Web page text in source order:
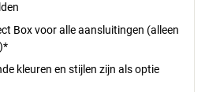
Box voor alle aansluitingen (alleen
kleuren en stijlen zijn als optie